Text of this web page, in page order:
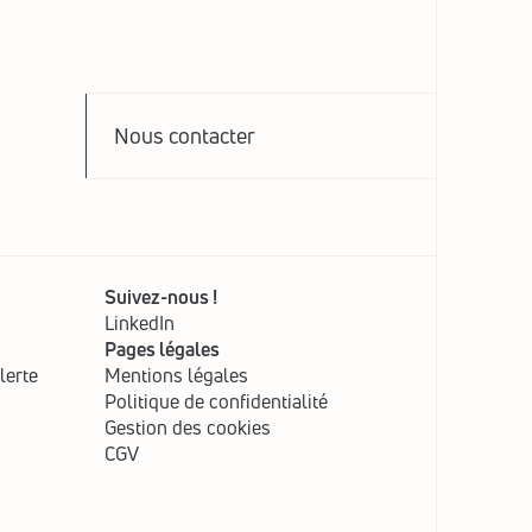
Nous contacter
Suivez-nous !
LinkedIn
Pages légales
Mentions légales
Politique de confidentialité
Gestion des cookies
CGV